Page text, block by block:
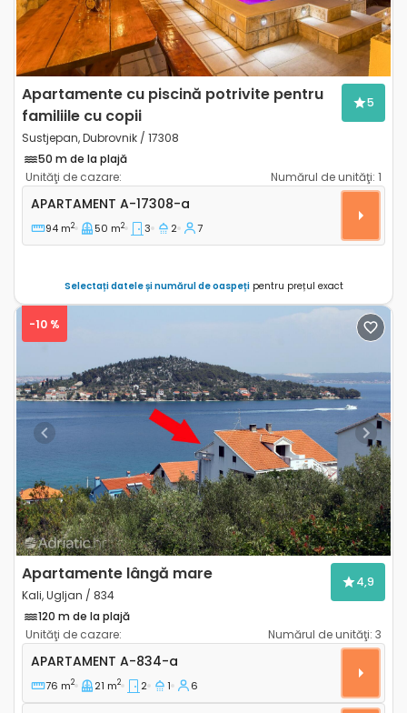
Apartamente cu piscină potrivite pentru
familiile cu copii
Sustjepan, Dubrovnik / 17308
5
50 m de la plajă
Unităţi de cazare:
Numărul de unităţi: 1
Apartament cu trei camere Sustjepan, Dubrovnik A-
APARTAMENT A-17308-a
94 m2 50 m2 3 2 7
Selectați datele și numărul de oaspețipentru prețul exact
Previous Next
-10 %
Apartamente lângă mare
Kali, Ugljan / 834
4,9
120 m de la plajă
Unităţi de cazare:
Numărul de unităţi: 3
Apartament cu două camere Kali, Ugljan A-834-a
APARTAMENT A-834-a
76 m2 21 m2 2 1 6